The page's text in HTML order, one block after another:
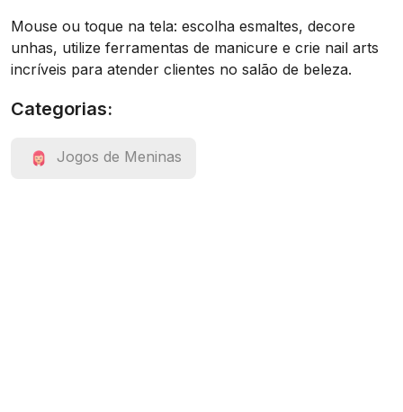
Mouse ou toque na tela: escolha esmaltes, decore
unhas, utilize ferramentas de manicure e crie nail arts
incríveis para atender clientes no salão de beleza.
Categorias:
Jogos de Meninas